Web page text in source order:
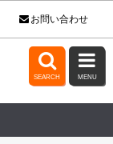
お問い合わせ

SEARCH

MENU